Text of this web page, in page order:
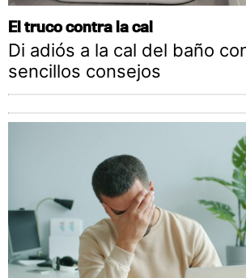
El truco contra la cal
Di adiós a la cal del baño
sencillos consejos